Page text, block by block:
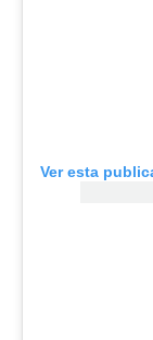
Ver esta